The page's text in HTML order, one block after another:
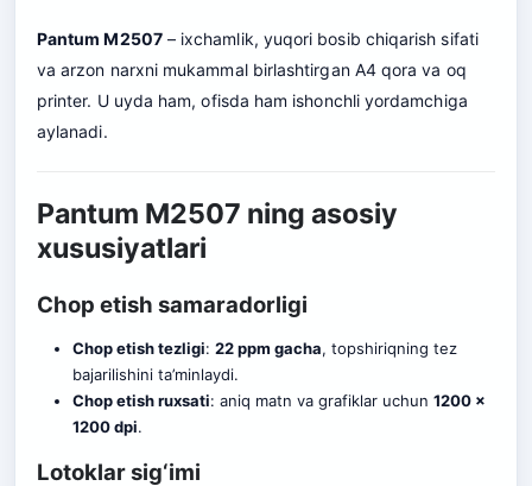
Pantum M2507– ixchamlik, yuqori bosib chiqarish sifati
va arzon narxni mukammal birlashtirgan A4 qora va oq
printer. U uyda ham, ofisda ham ishonchli yordamchiga
aylanadi.
Pantum M2507 ning asosiy
xususiyatlari
Chop etish samaradorligi
Chop etish tezligi: 22 ppm gacha, topshiriqning tez
bajarilishini ta’minlaydi.
Chop etish ruxsati: aniq matn va grafiklar uchun 1200 x
1200 dpi.
Lotoklar sig‘imi